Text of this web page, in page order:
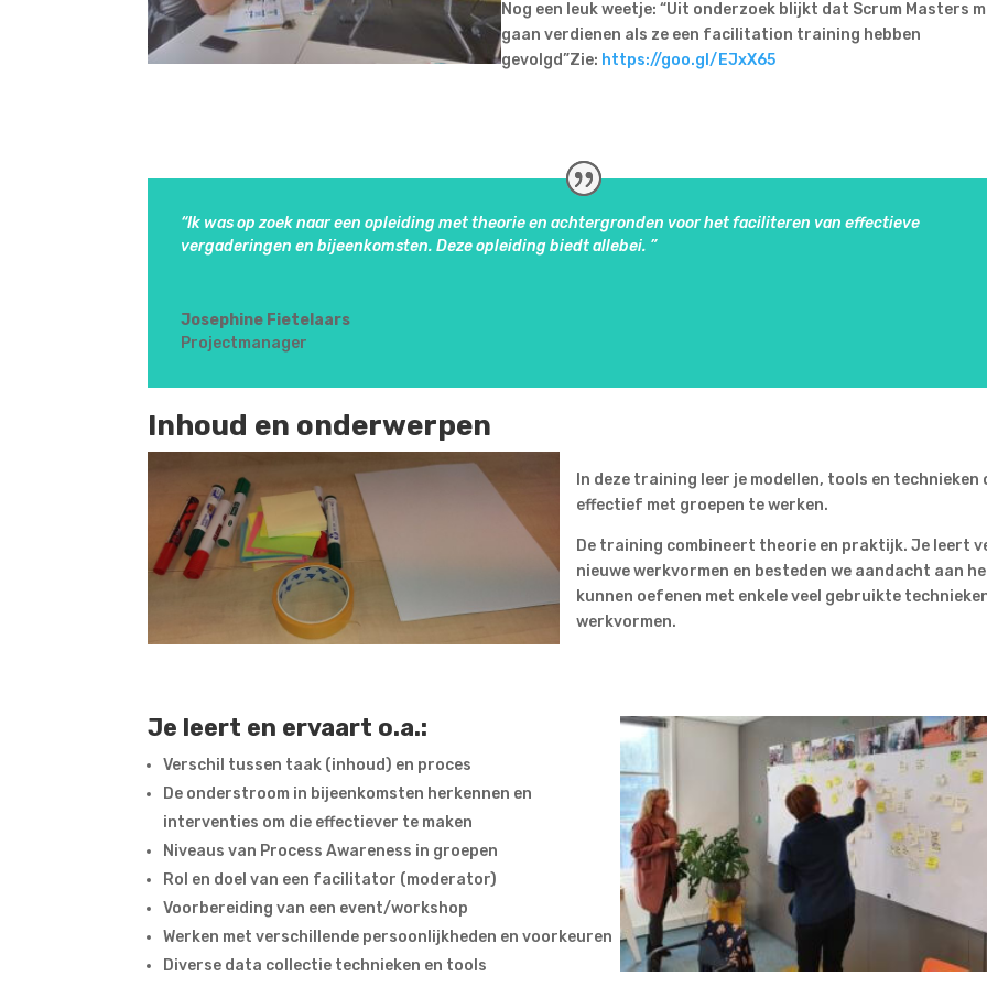
Nog een leuk weetje: “Uit onderzoek blijkt dat Scrum Masters
gaan verdienen als ze een facilitation training hebben
gevolgd”Zie: https://goo.gl/EJxX65
“Ik was op zoek naar een opleiding met theorie en achtergronden voor het faciliteren van effectieve
vergaderingen en bijeenkomsten. Deze opleiding biedt allebei. ”
Josephine Fietelaars
Projectmanager
Inhoud en onderwerpen
In deze training leer je modellen, tools en technieken
effectief met groepen te werken.
De training combineert theorie en praktijk. Je leert
nieuwe werkvormen en besteden we aandacht aan
kunnen oefenen met enkele veel gebruikte
werkvormen.
Je leert en ervaart o.a.:
Verschil tussen taak (inhoud) en proces
De onderstroom in bijeenkomsten herkennen en
interventies om die effectiever te maken
Niveaus van Process Awareness in groepen
Rol en doel van een facilitator (moderator)
Voorbereiding van een event/workshop
Werken met verschillende persoonlijkheden en voorkeuren
Diverse data collectie technieken en tools